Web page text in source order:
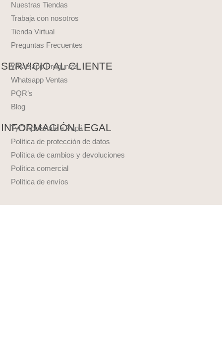
Nuestras Tiendas
Trabaja con nosotros
Tienda Virtual
Preguntas Frecuentes
SERVICIO AL CLIENTE
Whatsapp Preguntas
Whatsapp Ventas
PQR’s
Blog
INFORMACIÓN LEGAL
TyC Apuéstale a Papá
Política de protección de datos
Política de cambios y devoluciones
Política comercial
Política de envíos